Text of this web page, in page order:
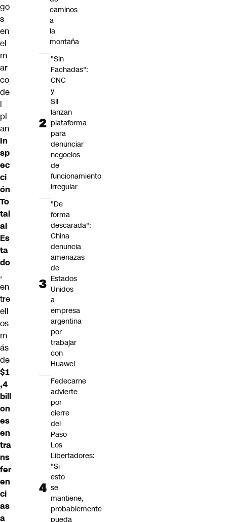
go
s
en
el
m
ar
co
de
l
pl
an
In
sp
ec
ci
ón
To
tal
al
Es
ta
do
,
en
tre
ell
os
m
ás
de
$1
,4
bill
on
es
en
tra
ns
fer
en
ci
as
a
caminos
a
la
montaña
"Sin
Fachadas":
CNC
y
SII
lanzan
plataforma
para
denunciar
negocios
de
funcionamiento
irregular
"De
forma
descarada":
China
denuncia
amenazas
de
Estados
Unidos
a
empresa
argentina
por
trabajar
con
Huawei
Fedecarne
advierte
por
cierre
del
Paso
Los
Libertadores:
"Si
esto
se
mantiene,
probablemente
pueda